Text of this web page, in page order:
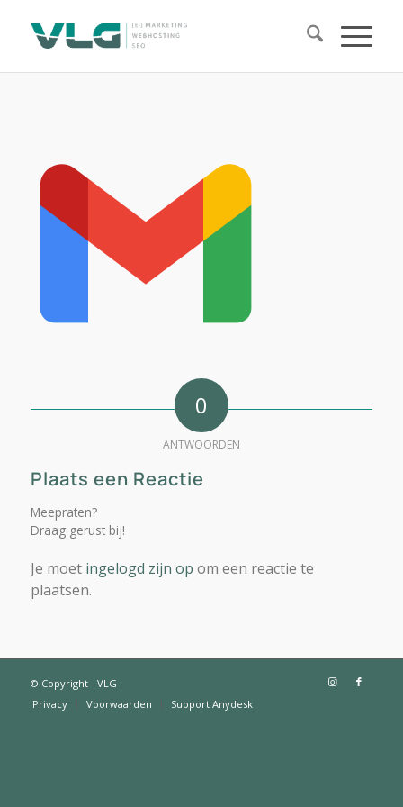
0
ANTWOORDEN
Plaats een Reactie
Meepraten?
Draag gerust bij!
Je moet ingelogd zijn op om een reactie te
plaatsen.
© Copyright - VLG
Privacy
Voorwaarden Support Anydesk